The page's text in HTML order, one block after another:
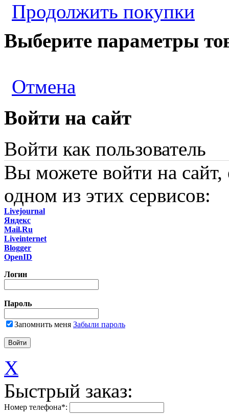
Продолжить покупки
Выберите параметры
Отмена
Войти на сайт
Войти как пользователь
Вы можете войти на сайт,
одном из этих сервисов:
Livejournal
Яндекс
Mail.Ru
Liveinternet
Blogger
OpenID
Логин
Пароль
Запомнить меня Забыли пароль
X
Быстрый заказ:
Номер телефона*: